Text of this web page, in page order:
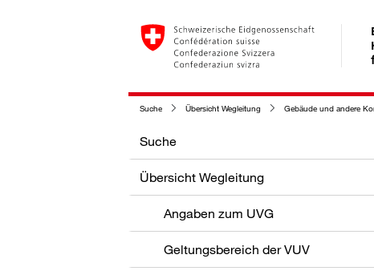
Suche Übersicht Wegleitung Gebäude und andere
Suche
Übersicht Wegleitung
Angaben zum UVG
Geltungsbereich der VUV